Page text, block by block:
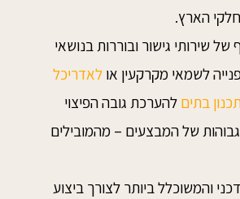
הארץ.
שירותי גישור ובוררות בנושאי
פנייה לשמאי מקרקעין או לאדריכל
בתים להערכת גובה הפיצוי
של המבצעים – מהמובילים
והמשוכלל ביותר לצורך ביצוע